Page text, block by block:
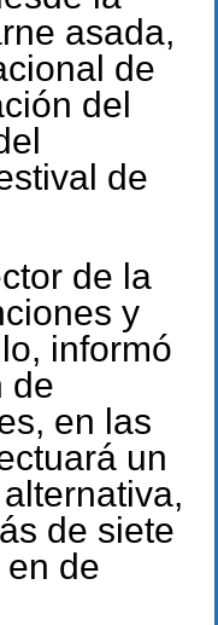
asada,
de
del
de
de la
y
informó
de
en las
un
de siete
de